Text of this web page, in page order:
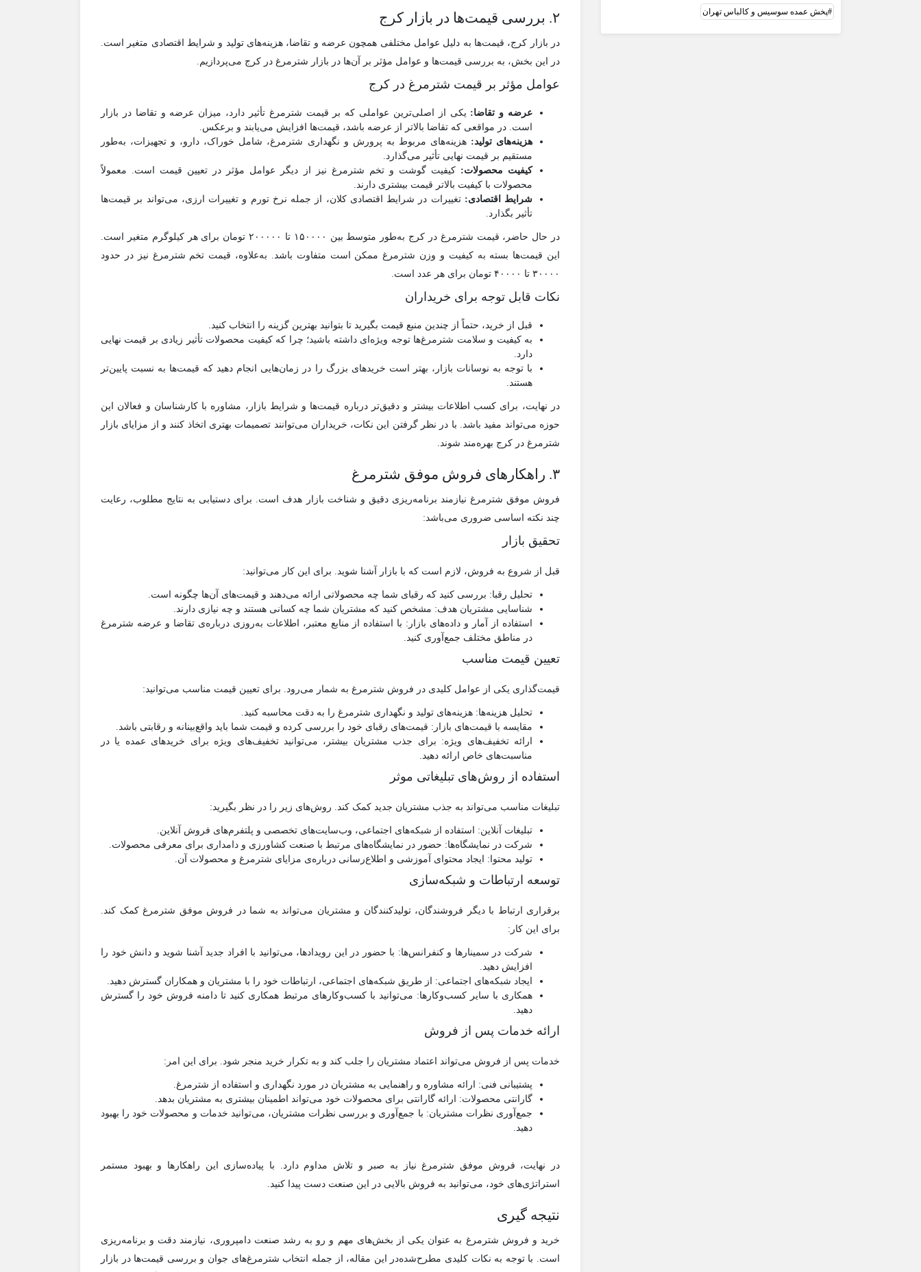
پخش عمده سوسیس و کالباس تهران ۲. بررسی قیمت‌ها در بازار کرج
در بازار کرج، قیمت‌ها به دلیل عوامل مختلفی همچون عرضه و تقاضا، هزینه‌های تولید و شرایط اقتصادی متغیر است.
در این بخش، به بررسی قیمت‌ها و عوامل مؤثر بر آن‌ها در بازار شترمرغ در کرج می‌پردازیم.
عوامل مؤثر بر قیمت شترمرغ در کرج
عرضه و تقاضا: یکی از اصلی‌ترین عواملی که بر قیمت شترمرغ تأثیر دارد، میزان عرضه و تقاضا در بازار
است. در مواقعی که تقاضا بالاتر از عرضه باشد، قیمت‌ها افزایش می‌یابند و برعکس.
هزینه‌های تولید: هزینه‌های مربوط به پرورش و نگهداری شترمرغ، شامل خوراک، دارو، و تجهیزات، به‌طور
مستقیم بر قیمت نهایی تأثیر می‌گذارد.
کیفیت محصولات: کیفیت گوشت و تخم شترمرغ نیز از دیگر عوامل مؤثر در تعیین قیمت است. معمولاً
محصولات با کیفیت بالاتر قیمت بیشتری دارند.
شرایط اقتصادی: تغییرات در شرایط اقتصادی کلان، از جمله نرخ تورم و تغییرات ارزی، می‌تواند بر قیمت‌ها
تأثیر بگذارد.
در حال حاضر، قیمت شترمرغ در کرج به‌طور متوسط بین ۱۵۰۰۰۰ تا ۲۰۰۰۰۰ تومان برای هر کیلوگرم متغیر است.
این قیمت‌ها بسته به کیفیت و وزن شترمرغ ممکن است متفاوت باشد. به‌علاوه، قیمت تخم شترمرغ نیز در حدود
۳۰۰۰۰ تا ۴۰۰۰۰ تومان برای هر عدد است.
نکات قابل توجه برای خریداران
قبل از خرید، حتماً از چندین منبع قیمت بگیرید تا بتوانید بهترین گزینه را انتخاب کنید.
به کیفیت و سلامت شترمرغ‌ها توجه ویژه‌ای داشته باشید؛ چرا که کیفیت محصولات تأثیر زیادی بر قیمت نهایی
دارد.
با توجه به نوسانات بازار، بهتر است خریدهای بزرگ را در زمان‌هایی انجام دهید که قیمت‌ها به نسبت پایین‌تر
هستند.
در نهایت، برای کسب اطلاعات بیشتر و دقیق‌تر درباره قیمت‌ها و شرایط بازار، مشاوره با کارشناسان و فعالان این
حوزه می‌تواند مفید باشد. با در نظر گرفتن این نکات، خریداران می‌توانند تصمیمات بهتری اتخاذ کنند و از مزایای بازار
شترمرغ در کرج بهره‌مند شوند.
۳. راهکارهای فروش موفق شترمرغ
فروش موفق شترمرغ نیازمند برنامه‌ریزی دقیق و شناخت بازار هدف است. برای دستیابی به نتایج مطلوب، رعایت
چند نکته اساسی ضروری می‌باشد:
تحقیق بازار
قبل از شروع به فروش، لازم است که با بازار آشنا شوید. برای این کار می‌توانید:
تحلیل رقبا: بررسی کنید که رقبای شما چه محصولاتی ارائه می‌دهند و قیمت‌های آن‌ها چگونه است.
شناسایی مشتریان هدف: مشخص کنید که مشتریان شما چه کسانی هستند و چه نیازی دارند.
استفاده از آمار و داده‌های بازار: با استفاده از منابع معتبر، اطلاعات به‌روزی درباره‌ی تقاضا و عرضه شترمرغ
در مناطق مختلف جمع‌آوری کنید.
تعیین قیمت مناسب
قیمت‌گذاری یکی از عوامل کلیدی در فروش شترمرغ به شمار می‌رود. برای تعیین قیمت مناسب می‌توانید:
تحلیل هزینه‌ها: هزینه‌های تولید و نگهداری شترمرغ را به دقت محاسبه کنید.
مقایسه با قیمت‌های بازار: قیمت‌های رقبای خود را بررسی کرده و قیمت شما باید واقع‌بینانه و رقابتی باشد.
ارائه تخفیف‌های ویژه: برای جذب مشتریان بیشتر، می‌توانید تخفیف‌های ویژه برای خریدهای عمده یا در
مناسبت‌های خاص ارائه دهید.
استفاده از روش‌های تبلیغاتی موثر
تبلیغات مناسب می‌تواند به جذب مشتریان جدید کمک کند. روش‌های زیر را در نظر بگیرید:
تبلیغات آنلاین: استفاده از شبکه‌های اجتماعی، وب‌سایت‌های تخصصی و پلتفرم‌های فروش آنلاین.
شرکت در نمایشگاه‌ها: حضور در نمایشگاه‌های مرتبط با صنعت کشاورزی و دامداری برای معرفی محصولات.
تولید محتوا: ایجاد محتوای آموزشی و اطلاع‌رسانی درباره‌ی مزایای شترمرغ و محصولات آن.
توسعه ارتباطات و شبکه‌سازی
برقراری ارتباط با دیگر فروشندگان، تولیدکنندگان و مشتریان می‌تواند به شما در فروش موفق شترمرغ کمک کند.
برای این کار:
شرکت در سمینارها و کنفرانس‌ها: با حضور در این رویدادها، می‌توانید با افراد جدید آشنا شوید و دانش خود را
افزایش دهید.
ایجاد شبکه‌های اجتماعی: از طریق شبکه‌های اجتماعی، ارتباطات خود را با مشتریان و همکاران گسترش دهید.
همکاری با سایر کسب‌وکارها: می‌توانید با کسب‌وکارهای مرتبط همکاری کنید تا دامنه فروش خود را گسترش
دهید.
ارائه خدمات پس از فروش
خدمات پس از فروش می‌تواند اعتماد مشتریان را جلب کند و به تکرار خرید منجر شود. برای این امر:
پشتیبانی فنی: ارائه مشاوره و راهنمایی به مشتریان در مورد نگهداری و استفاده از شترمرغ.
گارانتی محصولات: ارائه گارانتی برای محصولات خود می‌تواند اطمینان بیشتری به مشتریان بدهد.
جمع‌آوری نظرات مشتریان: با جمع‌آوری و بررسی نظرات مشتریان، می‌توانید خدمات و محصولات خود را بهبود
دهید.
در نهایت، فروش موفق شترمرغ نیاز به صبر و تلاش مداوم دارد. با پیاده‌سازی این راهکارها و بهبود مستمر
استراتژی‌های خود، می‌توانید به فروش بالایی در این صنعت دست پیدا کنید.
نتیجه گیری
خرید و فروش شترمرغ به عنوان یکی از بخش‌های مهم و رو به رشد صنعت دامپروری، نیازمند دقت و برنامه‌ریزی
است. با توجه به نکات کلیدی مطرح‌شده‌در این مقاله، از جمله انتخاب شترمرغ‌های جوان و بررسی قیمت‌ها در بازار